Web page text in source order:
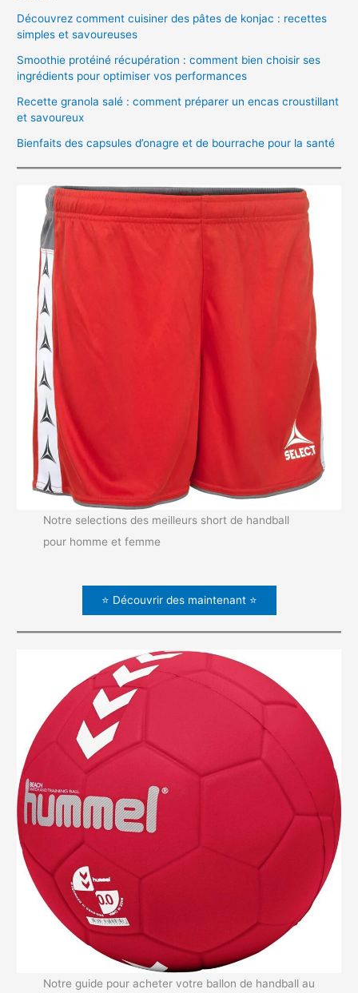
Découvrez comment cuisiner des pâtes de konjac : recettes
simples et savoureuses
Smoothie protéiné récupération : comment bien choisir ses
ingrédients pour optimiser vos performances
Recette granola salé : comment préparer un encas croustillant
et savoureux
Bienfaits des capsules d’onagre et de bourrache pour la santé
Notre selections des meilleurs short de handball
pour homme et femme
⭐ Découvrir des maintenant ⭐
Notre guide pour acheter votre ballon de handball au